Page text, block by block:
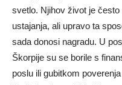
svetlo. Njihov život je
ustajanja, ali upravo ta
sada donosi nagradu. U
Škorpije su se borile s
poslu ili gubitkom